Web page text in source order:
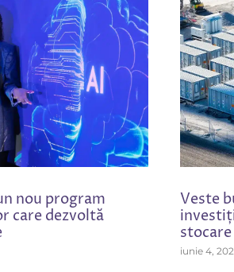
nou program
care dezvoltă
Veste
iunie 4,